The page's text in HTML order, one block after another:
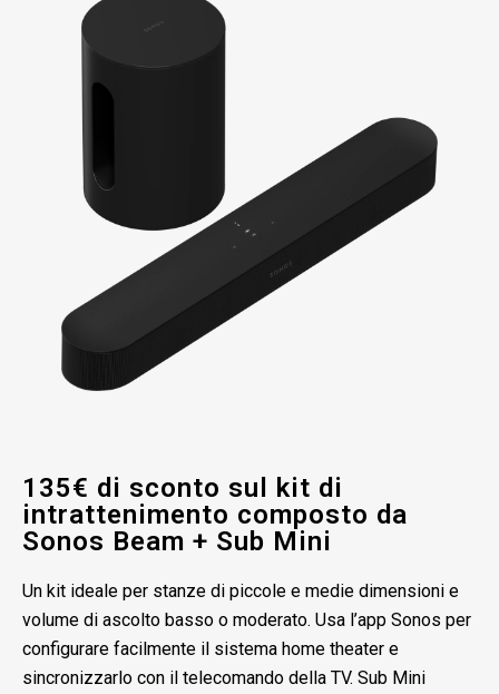
135€ di sconto sul kit di
intrattenimento composto da
Sonos Beam + Sub Mini
Un kit ideale per stanze di piccole e medie dimensioni e
volume di ascolto basso o moderato. Usa l’app Sonos per
configurare facilmente il sistema home theater e
sincronizzarlo con il telecomando della TV. Sub Mini